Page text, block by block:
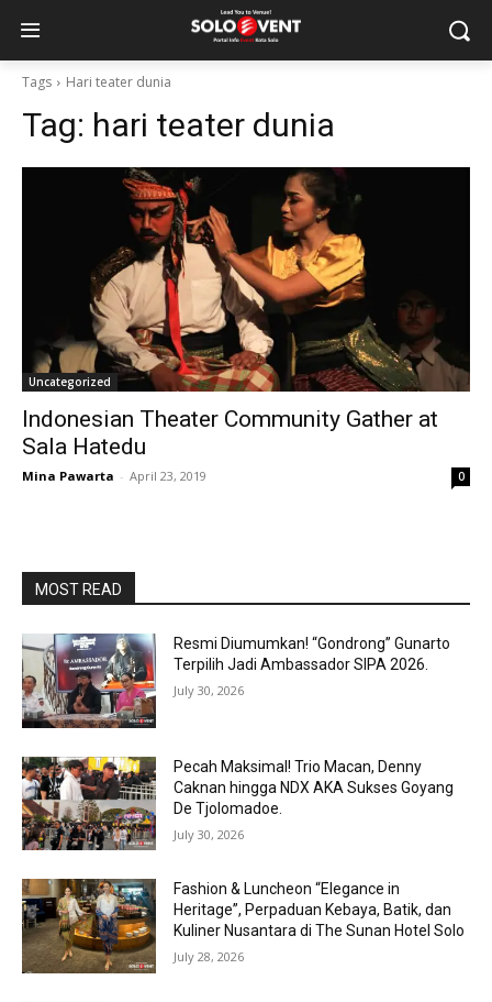
Tags Hari teater dunia
Tag: hari teater dunia
Uncategorized
Indonesian Theater Community Gather at
Sala Hatedu
Mina Pawarta - April 23, 2019 0
MOST READ
Resmi Diumumkan! “Gondrong” Gunarto
Terpilih Jadi Ambassador SIPA 2026.
July 30, 2026
Pecah Maksimal! Trio Macan, Denny
Caknan hingga NDX AKA Sukses Goyang
De Tjolomadoe.
July 30, 2026
Fashion & Luncheon “Elegance in
Heritage”, Perpaduan Kebaya, Batik, dan
Kuliner Nusantara di The Sunan Hotel Solo
July 28, 2026